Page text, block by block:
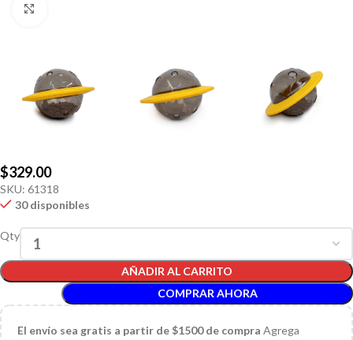
$329.00
SKU: 61318
30 disponibles
Qty
AÑADIR AL CARRITO
COMPRAR AHORA
El envío sea gratis a partir de $1500 de compra Agrega